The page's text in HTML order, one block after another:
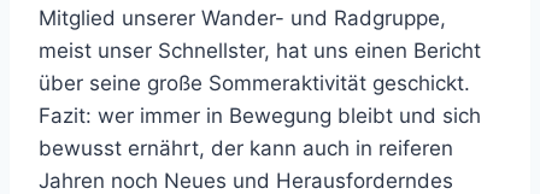
Mitglied unserer Wander- und Radgruppe,
meist unser Schnellster, hat uns einen Bericht
über seine große Sommeraktivität geschickt.
Fazit: wer immer in Bewegung bleibt und sich
bewusst ernährt, der kann auch in reiferen
Jahren noch Neues und Herausforderndes